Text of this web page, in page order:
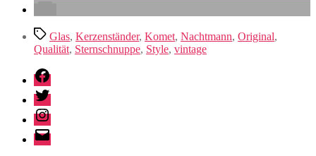
Schlagwörter
Glas, Kerzenständer, Komet, Nachtmann, Original,
Qualität, Sternschnuppe, Style, vintage
Facebook
Twitter
Instagram
E-
Mail